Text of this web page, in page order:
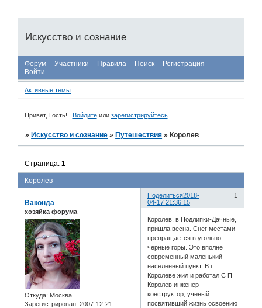
Искусство и сознание
Форум Участники Правила Поиск
Регистрация
Войти
Активные темы
Привет, Гость! Войдитеили зарегистрируйтесь.
» Искусство и сознание » Путешествия » Королев
Королев
Страница:1
Поделиться 1
2018-
04-17 21:36:15
Ваконда
хозяйка форума
Откуда: Москва
Зарегистрирован: 2007-12-21
Королев, в Подлипки-Дачные,
пришла весна. Снег местами
превращается в угольно-
черные горы. Это вполне
современный маленький
населенный пункт. В г
Королеве жил и работал С П
Королев инженер-
конструктор, ученый
посвятивший жизнь освоению